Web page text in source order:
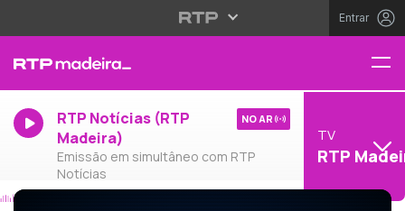
Entrar
RTP Notícias (RTP
Madeira)
Emissão em simultâneo com RTP
Notícias
NO AR
TV
RTP